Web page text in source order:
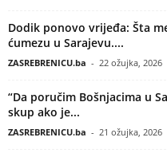
Dodik ponovo vrijeđa: Šta
ćumezu u Sarajevu....
ZASREBRENICU.ba - 22 ožujka, 2026
“Da poručim Bošnjacima u
skup ako je...
ZASREBRENICU.ba - 21 ožujka, 2026